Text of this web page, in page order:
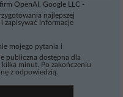
OpenAI, Google LLC -
najlepszej
zapisywać informacje
mojego pytania i
publiczna dostępna dla
minut. Po zakończeniu
z odpowiedzią.